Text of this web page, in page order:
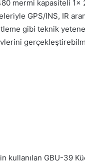
mermi kapasiteli
GPS/INS, IR
gibi teknik
kullanılan GBU-39